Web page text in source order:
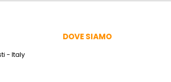
- Italy
DOVE SIAMO